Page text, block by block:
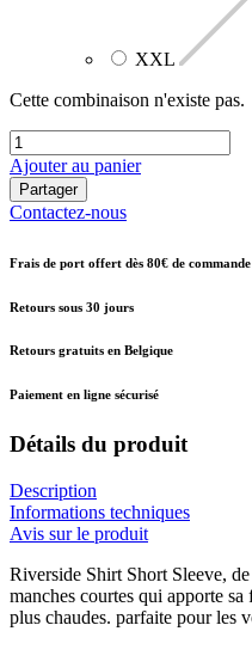
XXL
Cette combinaison n'existe pas.
Ajouter au panier
Partager
Contactez-nous
Frais de port offert dès 80€ de commande
Retours sous 30 jours
Retours gratuits en Belgique
Paiement en ligne sécurisé
Détails du produit
Description
Informations techniques
Avis sur le produit
Riverside Shirt Short Sleeve,
manches courtes qui apporte
plus chaudes. parfaite pour les